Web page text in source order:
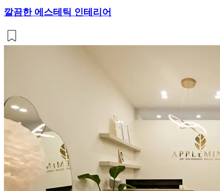
깔끔한 에스테틱 인테리어